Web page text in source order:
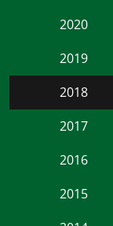
2020
2019
2018
2017
2016
2015